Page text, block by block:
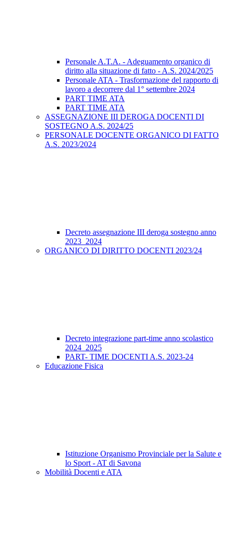
Personale A.T.A. - Adeguamento organico di
diritto alla situazione di fatto - A.S. 2024/2025
Personale ATA - Trasformazione del rapporto di
lavoro a decorrere dal 1° settembre 2024
PART TIME ATA
PART TIME ATA
ASSEGNAZIONE III DEROGA DOCENTI DI
SOSTEGNO A.S. 2024/25
PERSONALE DOCENTE ORGANICO DI FATTO
A.S. 2023/2024
Decreto assegnazione III deroga sostegno anno
2023_2024
ORGANICO DI DIRITTO DOCENTI 2023/24
Decreto integrazione part-time anno scolastico
2024_2025
PART- TIME DOCENTI A.S. 2023-24
Educazione Fisica
Istituzione Organismo Provinciale per la Salute e
lo Sport - AT di Savona
Mobilità Docenti e ATA